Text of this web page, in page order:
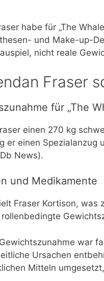
habe für „The
und Make-up-
nicht reale
Fraser
für „The
einen 270 kg
er einen Spezialanzug
News).
und Medikamente
Fraser Kortison,
war
Ursachen
Mitteln